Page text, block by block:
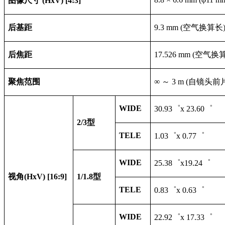
后基距 9.3 mm (空气换算长)
后焦距 17.526 mm (空气换
聚焦范围 ∞ ～ 3 m (自镜头前
视角(HxV) [16:9]
2/3型
WIDE 30.93 ゜x 23.60゜
TELE 1.03 ゜x 0.77゜
1/1.8型
WIDE 25.38 ゜x19.24゜
TELE 0.83 ゜x 0.63゜
WIDE 22.92 ゜x 17.33゜